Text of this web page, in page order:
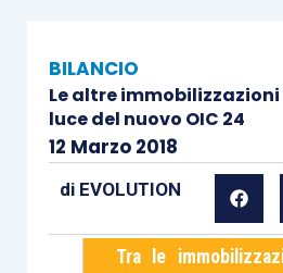
BILANCIO
Le altre
luce del nuovo OIC 24
12 Marzo 2018
di EVOLUTION
Tra le